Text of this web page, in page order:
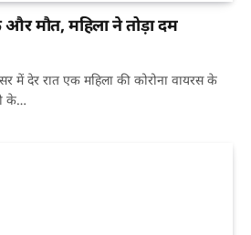
मौत, महिला ने तोड़ा दम
में देर रात एक महिला की कोरोना वायरस के
के…